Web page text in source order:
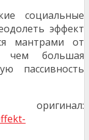
социальные
эффект
мантрами от
чем большая
пассивность